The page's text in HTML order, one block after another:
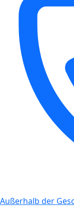
Außerhalb der